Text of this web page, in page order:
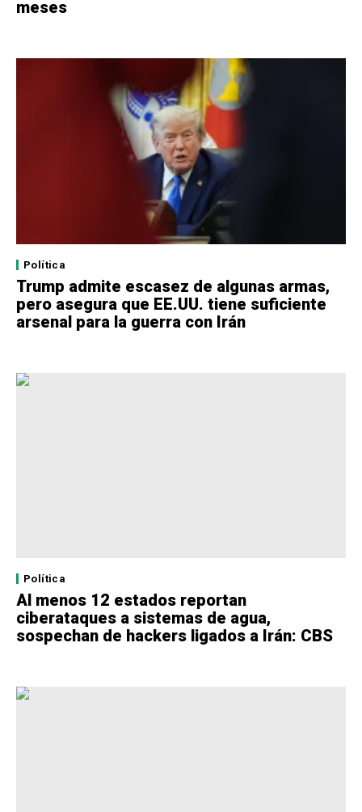
meses
Política
Trump admite escasez de algunas armas,
pero asegura que EE.UU. tiene suficiente
arsenal para la guerra con Irán
Política
Al menos 12 estados reportan
ciberataques a sistemas de agua,
sospechan de hackers ligados a Irán: CBS